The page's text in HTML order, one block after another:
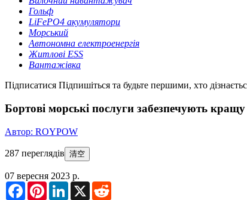
Гольф
LiFePO4 акумулятори
Морський
Автономна електроенергія
Житлові ESS
Вантажівка
Підписатися Підпишіться та будьте першими, хто
Бортові морські послуги забезпечують
Автор: ROYPOW
287 переглядів 清空
07 вересня 2023 р.
FacebookPinterestLinkedIn
X